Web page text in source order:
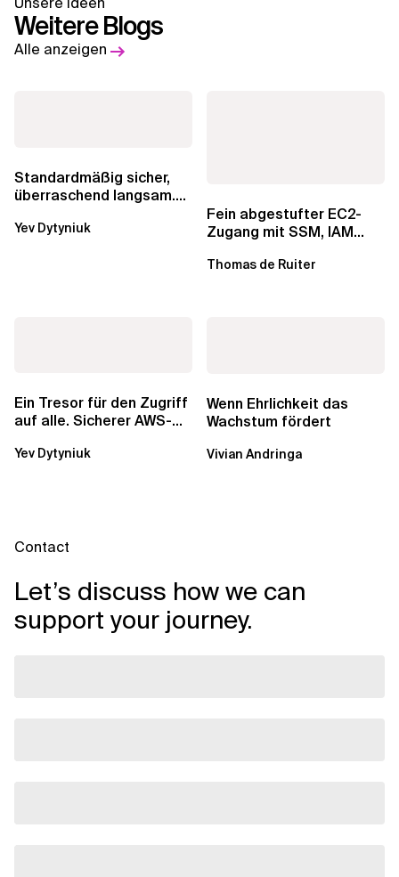
Weitere Blogs
Alle anzeigen
Standardmäßig sicher,
überraschend langsam.
über die RDS...
Yev Dytyniuk
Fein abgestufter EC2-
Zugang mit SSM, IAM
Thomas de Ruiter
Ein Tresor für den Zugriff
auf alle. Sicherer AWS-
Konten
Yev Dytyniuk
Wenn Ehrlichkeit das
Wachstum fördert
Vivian Andringa
Contact
Let’s discuss how we can
support your journey.